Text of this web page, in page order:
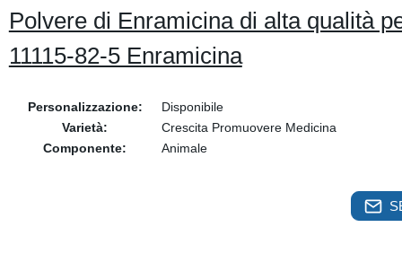
Polvere di Enramicina di alta qualità
11115-82-5 Enramicina
Personalizzazione:
Disponibile
Varietà:
Crescita Promuovere Medicina
Componente:
Animale